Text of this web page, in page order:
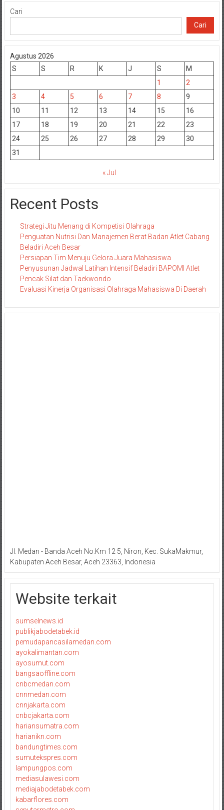
Cari
Cari
Agustus 2026
S
S R K J S
M
1
2
3
4 5 6 7 8
9
10
11 12 13 14 15
16
17
18 19 20 21 22
23
24
25 26 27 28 29
30
31
« Jul
Recent Posts
Strategi Jitu Menang di Kompetisi Olahraga
Penguatan Nutrisi Dan Manajemen Berat Badan Atlet Cabang
Beladiri Aceh Besar
Persiapan Tim Menuju Gelora Juara Mahasiswa
Penyusunan Jadwal Latihan Intensif Beladiri BAPOMI Atlet
Pencak Silat dan Taekwondo
Evaluasi Kinerja Organisasi Olahraga Mahasiswa Di Daerah
Jl. Medan - Banda Aceh No.Km 12 5, Niron, Kec. SukaMakmur,
Kabupaten Aceh Besar, Aceh 23363, Indonesia
Website terkait
sumselnews.id
publikjabodetabek.id
pemudapancasilamedan.com
ayokalimantan.com
ayosumut.com
bangsaoffline.com
cnbcmedan.com
cnnmedan.com
cnnjakarta.com
cnbcjakarta.com
hariansumatra.com
harianikn.com
bandungtimes.com
sumutekspres.com
lampungpos.com
mediasulawesi.com
mediajabodetabek.com
kabarflores.com